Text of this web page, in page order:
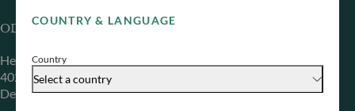
COUNTRY & LANGUAGE
Country
Select a country
ODDO BHF Asset Management GmbH
Herzogstraße 15
40217 Düsseldorf
Deutschland